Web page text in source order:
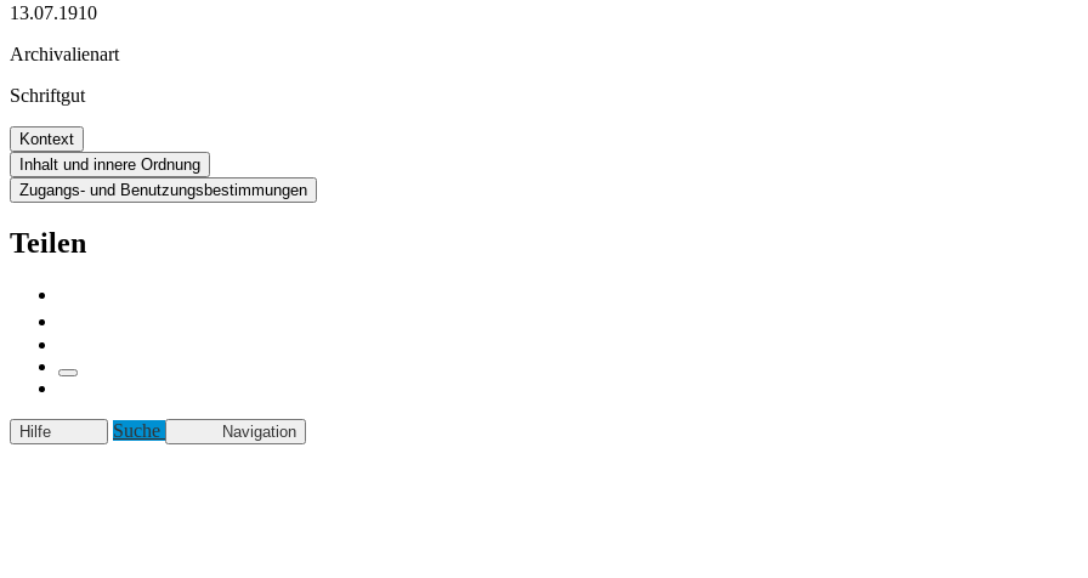
13.07.1910
Archivalienart
Schriftgut
Kontext
Inhalt und innere Ordnung
Zugangs- und Benutzungsbestimmungen
Teilen
Hilfe Suche Navigation